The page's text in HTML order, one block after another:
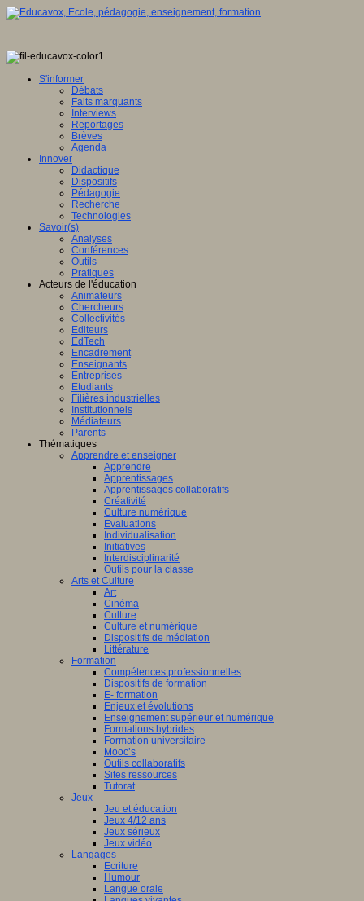
S'informer
Débats
Faits marquants
Interviews
Reportages
Brèves
Agenda
Innover
Didactique
Dispositifs
Pédagogie
Recherche
Technologies
Savoir(s)
Analyses
Conférences
Outils
Pratiques
Acteurs de l'éducation
Animateurs
Chercheurs
Collectivités
Editeurs
EdTech
Encadrement
Enseignants
Entreprises
Etudiants
Filières industrielles
Institutionnels
Médiateurs
Parents
Thématiques
Apprendre et enseigner
Apprendre
Apprentissages
Apprentissages collaboratifs
Créativité
Culture numérique
Evaluations
Individualisation
Initiatives
Interdisciplinarité
Outils pour la classe
Arts et Culture
Art
Cinéma
Culture
Culture et numérique
Dispositifs de médiation
Littérature
Formation
Compétences professionnelles
Dispositifs de formation
E- formation
Enjeux et évolutions
Enseignement supérieur et numérique
Formations hybrides
Formation universitaire
Mooc’s
Outils collaboratifs
Sites ressources
Tutorat
Jeux
Jeu et éducation
Jeux 4/12 ans
Jeux sérieux
Jeux vidéo
Langages
Ecriture
Humour
Langue orale